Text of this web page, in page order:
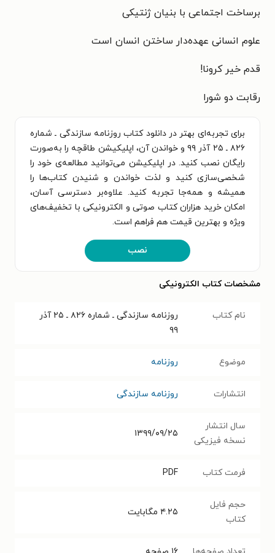
برساخت اجتماعی با بنیان ژنتیکی
علوم انسانی عهده‌دار ساختن انسان است
قدم خیر کرونا!
رقابت دو شورا
برای تجربه‌ای بهتر در دانلود کتاب روزنامه سازندگی ـ شماره
۸۲۶ ـ ۲۵ آذر ۹۹ و خواندن آن، اپلیکیشن طاقچه را به‌صورت
رایگان نصب کنید. در اپلیکیشن می‌توانید مطالعه‌ی خود را
شخصی‌سازی کنید و لذت خواندن و شنیدن کتاب‌ها را
همیشه و همه‌جا تجربه کنید. علاوه‌بر دسترسی آسان،
امکان خرید هزاران کتاب صوتی و الکترونیکی با تخفیف‌های
ویژه و بهترین قیمت هم فراهم است.
نصب
مشخصات کتاب الکترونیکی
نام کتاب
روزنامه سازندگی ـ شماره ۸۲۶ ـ ۲۵ آذر
۹۹
موضوع روزنامه
انتشارات روزنامه سازندگی
سال انتشار
نسخه فیزیکی
۱۳۹۹/۰۹/۲۵
فرمت کتاب PDF
حجم فایل
کتاب
۴.۲۵ مگابایت